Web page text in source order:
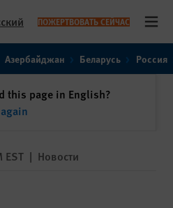
ПОЖЕРТВОВАТЬ СЕЙЧАС
Азербайджан Беларусь Россия
this page in English?
EST | Новости